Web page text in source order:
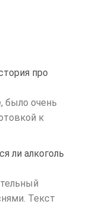
про
было очень
к
ли алкоголь
Текст